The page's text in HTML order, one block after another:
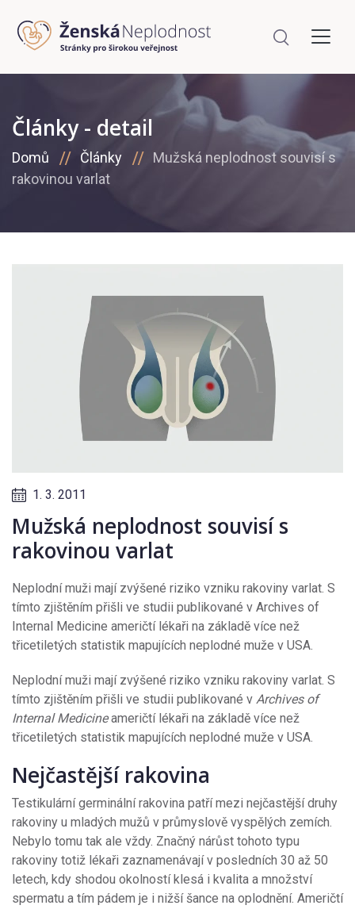
Články - detail
Domů Články
Mužská neplodnost souvisí s
rakovinou varlat
1. 3. 2011
Mužská neplodnost souvisí s
rakovinou varlat
Neplodní muži mají zvýšené riziko vzniku rakoviny varlat. S
tímto zjištěním přišli ve studii publikované v Archives of
Internal Medicine američtí lékaři na základě více než
třicetiletých statistik mapujících neplodné muže v USA.
Neplodní muži mají zvýšené riziko vzniku rakoviny varlat. S
tímto zjištěním přišli ve studii publikované v Archives of
Internal Medicineameričtí lékaři na základě více než
třicetiletých statistik mapujících neplodné muže v USA.
Nejčastější rakovina
Testikulární germinální rakovina patří mezi nejčastější druhy
rakoviny u mladých mužů v průmyslově vyspělých zemích.
Nebylo tomu tak ale vždy. Značný nárůst tohoto typu
rakoviny totiž lékaři zaznamenávají v posledních 30 až 50
letech, kdy shodou okolností klesá i kvalita a množství
spermatu a tím pádem je i nižší šance na oplodnění. Američtí